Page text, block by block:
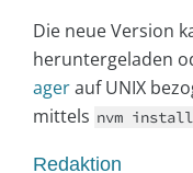
Die neue Version
heruntergeladen
agerauf UNIX
mittels nvm
Redaktion